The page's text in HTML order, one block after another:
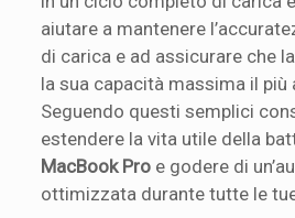
aiutare a mantenere
di carica e ad assicurare che
la sua capacità massima il più
Seguendo questi semplici
estendere la vita utile della
MacBook Pro e godere di
ottimizzata durante tutte le